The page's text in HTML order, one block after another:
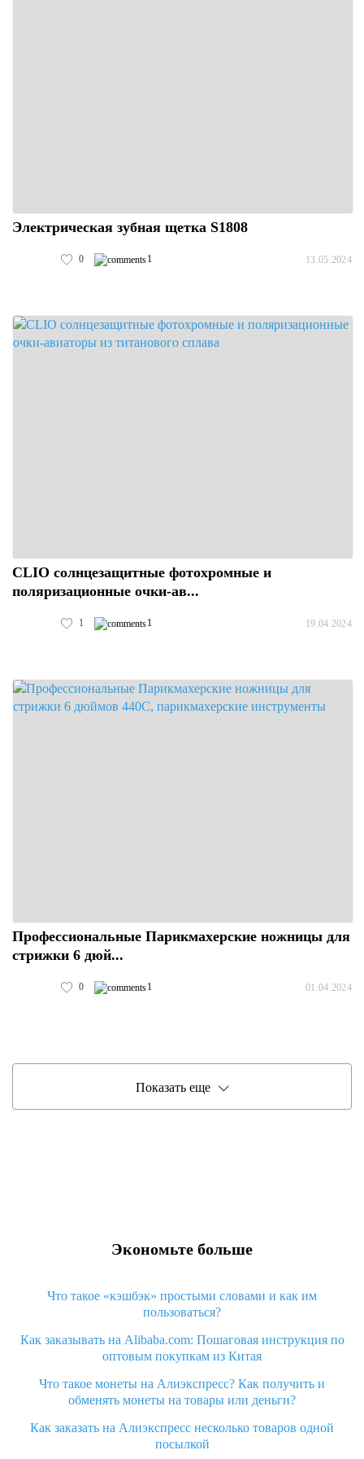
Электрическая зубная щетка S1808
0 1 13.05.2024
CLIO солнцезащитные фотохромные и
поляризационные очки-ав...
1 1 19.04.2024
Профессиональные Парикмахерские ножницы для
стрижки 6 дюй...
0 1 01.04.2024
Показать еще
Экономьте больше
Что такое «кэшбэк» простыми словами и как им
пользоваться?
Как заказывать на Alibaba.com: Пошаговая инструкция по
оптовым покупкам из Китая
Что такое монеты на Алиэкспресс? Как получить и
обменять монеты на товары или деньги?
Как заказать на Алиэкспресс несколько товаров одной
посылкой